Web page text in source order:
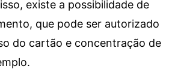
existe a possibilidade de
que pode ser autorizado
do cartão e concentração de